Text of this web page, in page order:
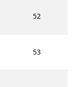
52
53